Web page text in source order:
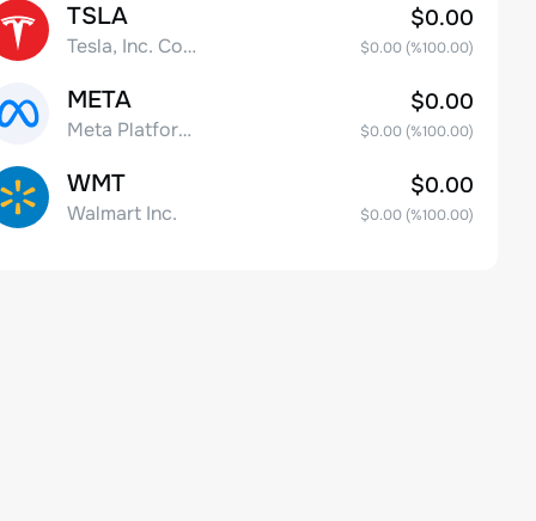
TSLA
Tesla, Inc. Common Stock
$0.00
$0.00(%100.00)
META
Meta Platforms, Inc. Class A Common Stock
$0.00
$0.00(%100.00)
WMT
Walmart Inc.
$0.00
$0.00(%100.00)